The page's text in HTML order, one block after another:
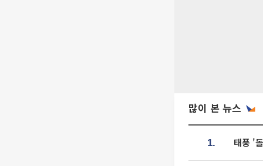
많이 본 뉴스
1. 태풍 '